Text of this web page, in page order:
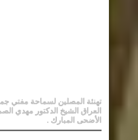
تهنئة المصلين لسماحة مفتي
العراق الشيخ الدكتور مهدي
الأضحى المبارك .